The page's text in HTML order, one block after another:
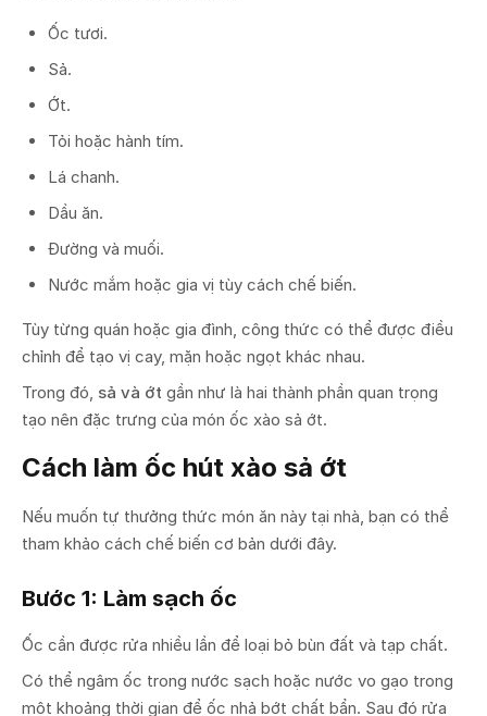
Ốc tươi.
Sả.
Ớt.
Tỏi hoặc hành tím.
Lá chanh.
Dầu ăn.
Đường và muối.
Nước mắm hoặc gia vị tùy cách chế biến.
Tùy từng quán hoặc gia đình, công thức có thể được điều
chỉnh để tạo vị cay, mặn hoặc ngọt khác nhau.
Trong đó, sả và ớt gần như là hai thành phần quan trọng
tạo nên đặc trưng của món ốc xào sả ớt.
Cách làm ốc hút xào sả ớt
Nếu muốn tự thưởng thức món ăn này tại nhà, bạn có thể
tham khảo cách chế biến cơ bản dưới đây.
Bước 1: Làm sạch ốc
Ốc cần được rửa nhiều lần để loại bỏ bùn đất và tạp chất.
Có thể ngâm ốc trong nước sạch hoặc nước vo gạo trong
một khoảng thời gian để ốc nhả bớt chất bẩn. Sau đó rửa